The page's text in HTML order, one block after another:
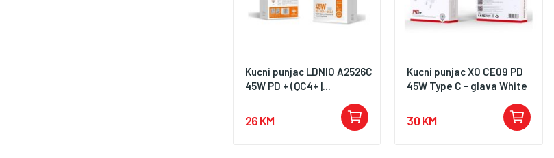
Kucni punjac LDNIO A2526C
45W PD + (QC4+ |...
26 KM
Kucni punjac XO CE09 PD
45W Type C - glava White
30 KM